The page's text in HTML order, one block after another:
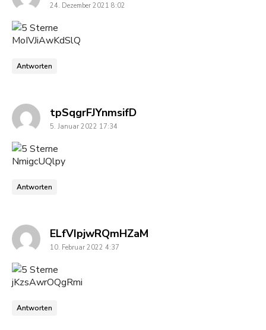
24. Dezember 2021 8:02
MoIVJiAwKdSlQ
Antworten
tpSqgrFJYnmsifDsays:
5. Januar 2022 17:34
NmigcUQlpy
Antworten
ELfVIpjwRQmHZaM
10. Februar 2022 4:37
jKzsAwrOQgRmi
Antworten